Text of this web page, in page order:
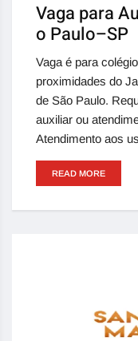
Vaga para
o Paulo–SP
Vaga é para
proximidades do
de São Paulo.
auxiliar ou
Atendimento aos
READ MORE